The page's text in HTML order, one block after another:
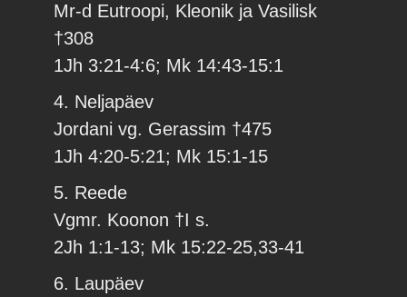
Mr-d Eutroopi, Kleonik ja Vasilisk
†308
1Jh 3:21-4:6; Mk 14:43-15:1
4. Neljapäev
Jordani vg. Gerassim †475
1Jh 4:20-5:21; Mk 15:1-15
5. Reede
Vgmr. Koonon †I s.
2Jh 1:1-13; Mk 15:22-25,33-41
6. Laupäev